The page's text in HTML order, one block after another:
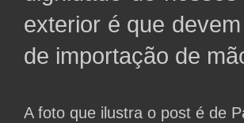
exterior é que
de importação de
A foto que ilustra o post é de